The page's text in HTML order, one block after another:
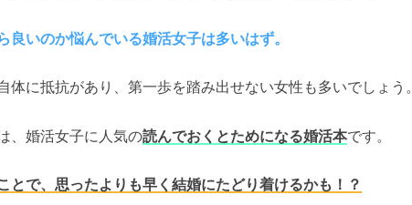
いのか悩んでいる婚活女子は多いはず。
体に抵抗があり、第一歩を踏み出せない女性も多いでしょう。
、婚活女子に人気の読んでおくとためになる婚活本です。
とで、思ったよりも早く結婚にたどり着けるかも！？